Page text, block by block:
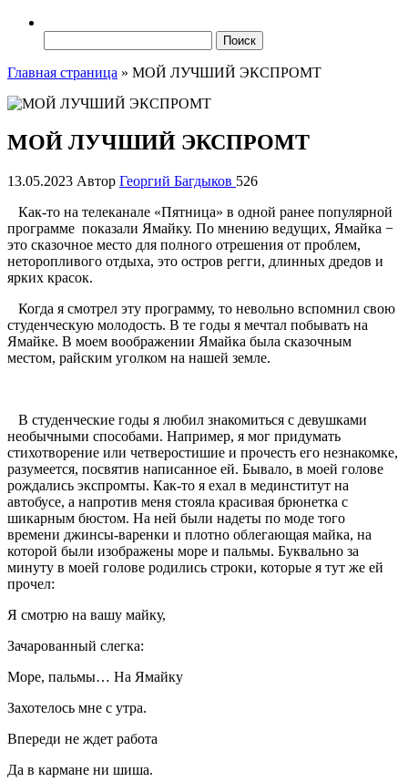
Главная страница » МОЙ ЛУЧШИЙ ЭКСПРОМТ
МОЙ ЛУЧШИЙ ЭКСПРОМТ
13.05.2023 Автор Георгий Багдыков 526
Как-то на телеканале «Пятница» в одной ранее популярной
программе показали Ямайку. По мнению ведущих, Ямайка −
это сказочное место для полного отрешения от проблем,
неторопливого отдыха, это остров регги, длинных дредов и
ярких красок.
Когда я смотрел эту программу, то невольно вспомнил свою
студенческую молодость. В те годы я мечтал побывать на
Ямайке. В моем воображении Ямайка была сказочным
местом, райским уголком на нашей земле.
В студенческие годы я любил знакомиться с девушками
необычными способами. Например, я мог придумать
стихотворение или четверостишие и прочесть его незнакомке,
разумеется, посвятив написанное ей. Бывало, в моей голове
рождались экспромты. Как-то я ехал в мединститут на
автобусе, а напротив меня стояла красивая брюнетка с
шикарным бюстом. На ней были надеты по моде того
времени джинсы-варенки и плотно облегающая майка, на
которой были изображены море и пальмы. Буквально за
минуту в моей голове родились строки, которые я тут же ей
прочел:
Я смотрю на вашу майку,
Зачарованный слегка:
Море, пальмы… На Ямайку
Захотелось мне с утра.
Впереди не ждет работа
Да в кармане ни шиша.